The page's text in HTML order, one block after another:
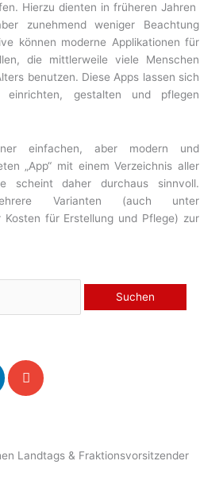
Hierzu dienten in früheren Jahren
zunehmend weniger Beachtung
können moderne Applikationen für
die mittlerweile viele Menschen
benutzen. Diese Apps lassen sich
einrichten, gestalten und pflegen
einfachen, aber modern und
„App“ mit einem Verzeichnis aller
scheint daher durchaus sinnvoll.
Varianten (auch unter
Kosten für Erstellung und Pflege) zur
Landtags & Fraktionsvorsitzender